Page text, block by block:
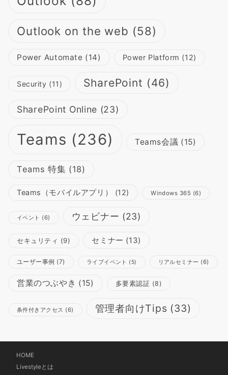
Outlook on the web (58)
Power Automate (14) Power Platform (12)
Security (11) SharePoint (46)
SharePoint Online (23)
Teams (236) Teams会議 (15)
Teams 特集 (18)
Teams（モバイルアプリ） (12) Windows 365 (6)
イベント (6) ウェビナー (23)
セキュリティ (9) セミナー (13)
ユーザー事例 (7) ライブイベント (5) リアルセミナー (6)
営業のつぶやき (15) 多要素認証 (8)
条件付きアクセス (6) 管理者向けTips (33)
HOME
Livestyleとは